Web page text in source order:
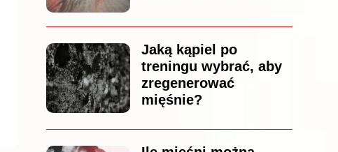
Jaką kąpiel po
treningu wybrać, aby
zregenerować
mięśnie?